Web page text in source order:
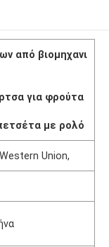
από βιομηχανι
για φρούτα
με ρολό
Union,